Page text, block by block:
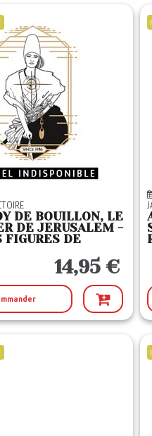
DE BOUILLON, LE
DE JERUSALEM -
FIGURES DE
14,95 €